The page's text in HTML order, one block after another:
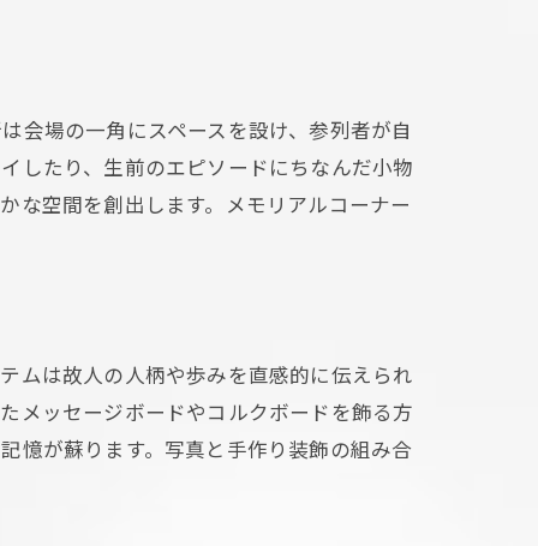
会場の一角にスペースを設け、参列者が自
したり、生前のエピソードにちなんだ小物
な空間を創出します。メモリアルコーナー
ムは故人の人柄や歩みを直感的に伝えられ
メッセージボードやコルクボードを飾る方
憶が蘇ります。写真と手作り装飾の組み合